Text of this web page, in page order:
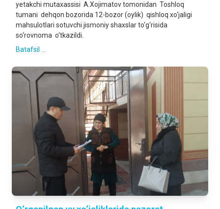
yetakchi mutaxassisi A.Xojimatov tomonidan Toshloq
tumani dehqon bozorida 12-bozor (oylik) qishloq xo‘jaligi
mahsulotlari sotuvchi jismoniy shaxslar to‘g‘risida
so‘rovnoma o‘tkazildi.
Batafsil ...